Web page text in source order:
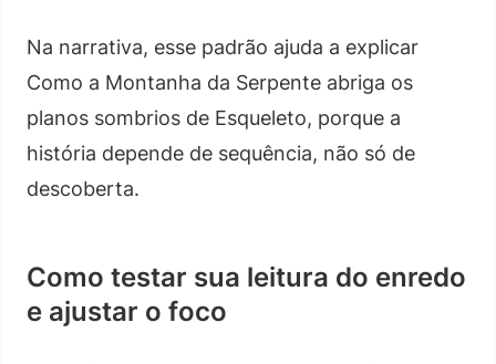
Na narrativa, esse padrão ajuda a explicar
Como a Montanha da Serpente abriga os
planos sombrios de Esqueleto, porque a
história depende de sequência, não só de
descoberta.
Como testar sua leitura do enredo
e ajustar o foco